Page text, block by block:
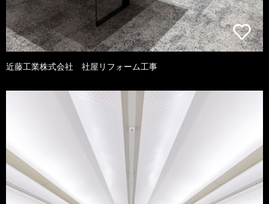
近藤工業株式会社 社屋リフォーム工事